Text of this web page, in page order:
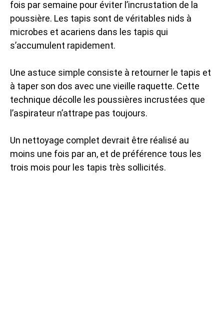
fois par semaine pour éviter l’incrustation de la
poussière. Les tapis sont de véritables nids à
microbes et acariens dans les tapis qui
s’accumulent rapidement.
Une astuce simple consiste à retourner le tapis et
à taper son dos avec une vieille raquette. Cette
technique décolle les poussières incrustées que
l’aspirateur n’attrape pas toujours.
Un nettoyage complet devrait être réalisé au
moins une fois par an, et de préférence tous les
trois mois pour les tapis très sollicités.